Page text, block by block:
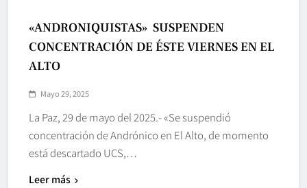
«ANDRONIQUISTAS» SUSPENDEN
CONCENTRACIÓN DE ÉSTE VIERNES EN EL
ALTO
Mayo 29, 2025
La Paz, 29 de mayo del 2025.- «Se suspendió
concentración de Andrónico en El Alto, de momento
está descartado UCS,…
Leer más